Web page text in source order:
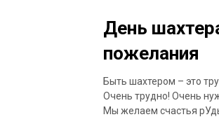
День
пожелания
Быть шахтером – это
Очень трудно! Очень
Мы желаем счастья